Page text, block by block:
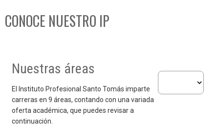
BIENVENIDA DEL RECTOR AL AÑO
BECA MATRÍCULA
DESPERTANDO LA GRANDEZA EN
IP SANTO TOMÁS DECRETA NUEVA
SÚMATE A UNA INSTITUCIÓN
CONTRIBUIR A LA INCLUSIÓN DE
CONOCE NUESTRO IP
Nuestras áreas
El Instituto Profesional Santo Tomás imparte
carreras en 9 áreas, contando con una variada
oferta académica, que puedes revisar a
continuación.
Selecciona un área